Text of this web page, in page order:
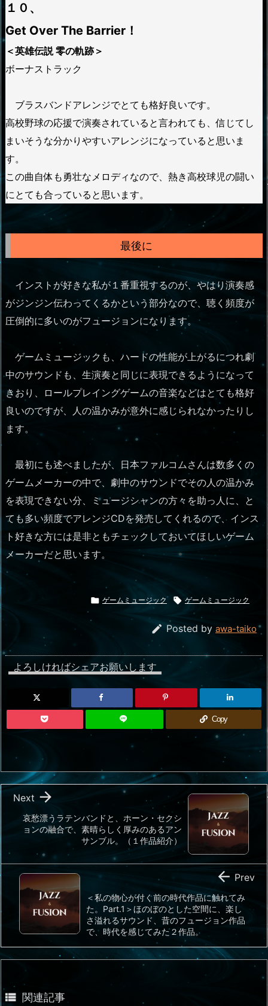
１０、
Get Over The Barrier！
＜英雄伝説 零の軌跡＞
ボーナストラック
ブラスバンドアレンジでとても格好良いです。
高校野球の応援で演奏されていると言われても、信じてし
まいそうな分かりやすいアレンジになっていると思いま
す。
この曲自体も勇壮なメロディなので、熱き高校球児の闘い
にとても合っていると思います。
最後に
インストが好きな私が１番重視するのが、やはり演奏感
がジンジン伝わってくるかという部分なので、聴く頻度が
圧倒的に多いのがフュージョンになります。
ゲームミュージックも、ハードの性能が上がるにつれ劇
中のサウンドも、生演奏と同じに表現できるようになって
きおり、ロールプレイングゲームの音楽などはとても格好
良いのですが、人の温かみが意外に感じられなかったりし
ます。
最初にも述べましたが、日本ファルコムさんは数多くの
ゲームメーカーの中で、劇中のサウンドでその人の温かみ
を表現できない分、ミュージシャンの方々を助っ人に、と
ても多い頻度でアレンジCDを発売してくれるので、インス
ト好きな方には是非ともチェックしておいてほしいゲーム
メーカーだと思います。
 ゲームミュージック  ゲームミュージック
 Posted by awa-taiko
よろしければシェアお願いします
Copy
哀愁漂うラテンバンドと、ホーン・セクシ
ョンの融合で、素晴らしく厚みのあるアン
サンブル。（１作品紹介）

Next
＜私の物心が付く前の時代作品に触れてみ
た。Part.1＞ほのぼのとした空間に、楽し
さ溢れるサウンド、昔のフュージョン作品
で、時代を感じてみた２作品。
 Prev
 関連記事